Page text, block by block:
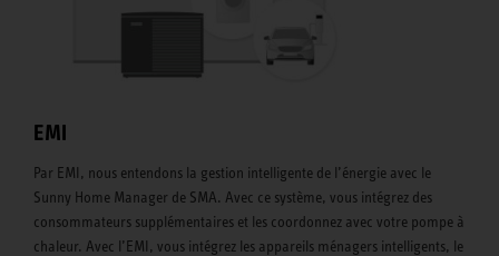
EMI
Par EMI, nous entendons la gestion intelligente de l’énergie avec le
Sunny Home Manager de SMA. Avec ce système, vous intégrez des
consommateurs supplémentaires et les coordonnez avec votre pompe à
chaleur. Avec l’EMI, vous intégrez les appareils ménagers intelligents, le